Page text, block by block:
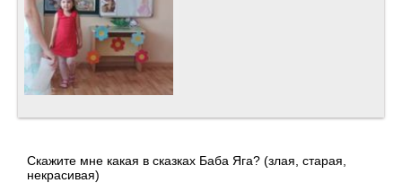
Скажите мне какая в сказках Баба Яга? (злая, старая,
некрасивая)